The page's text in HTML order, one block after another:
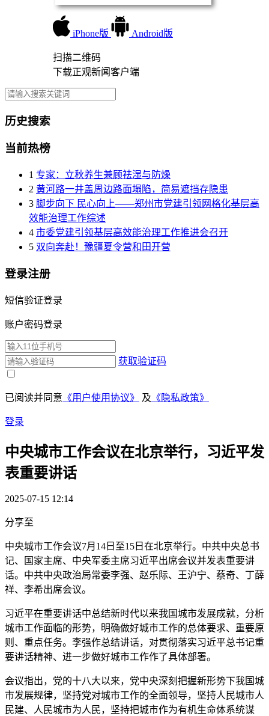
iPhone版 Android版
扫描二维码
下载正观新闻客户端
历史搜索
当前热榜
1 专家：立秋养生兼顾祛湿与防燥
2 黄河路一井盖周边路面塌陷，简易遮挡存隐患
3 脚步向下 民心向上——郑州市党建引领网格化基层高
效能治理工作综述
4 市委党建引领基层高效能治理工作推进会召开
5 双向奔赴！豫疆夏令营和田开营
登录注册
短信验证登录
账户密码登录
获取验证码
已阅读并同意 《用户使用协议》 及 《隐私政策》
登录
中央城市工作会议在北京举行，习近平发
表重要讲话
2025-07-15 12:14
分享至
中央城市工作会议7月14日至15日在北京举行。中共中央总书
记、国家主席、中央军委主席习近平出席会议并发表重要讲
话。中共中央政治局常委李强、赵乐际、王沪宁、蔡奇、丁薛
祥、李希出席会议。
习近平在重要讲话中总结新时代以来我国城市发展成就，分析
城市工作面临的形势，明确做好城市工作的总体要求、重要原
则、重点任务。李强作总结讲话，对贯彻落实习近平总书记重
要讲话精神、进一步做好城市工作作了具体部署。
会议指出，党的十八大以来，党中央深刻把握新形势下我国城
市发展规律，坚持党对城市工作的全面领导，坚持人民城市人
民建、人民城市为人民，坚持把城市作为有机生命体系统谋